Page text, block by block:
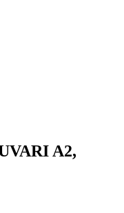
A2,